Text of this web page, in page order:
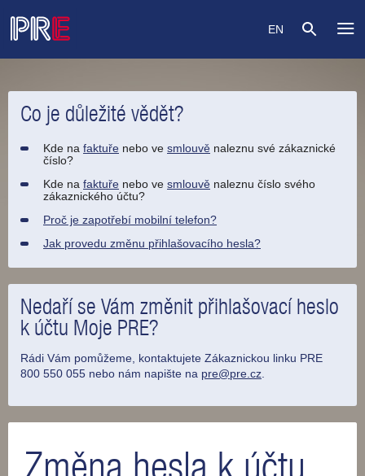
EN
Co je důležité vědět?
Kde na faktuře nebo ve smlouvě naleznu své zákaznické
číslo?
Kde na faktuře nebo ve smlouvě naleznu číslo svého
zákaznického účtu?
Proč je zapotřebí mobilní telefon?
Jak provedu změnu přihlašovacího hesla?
Nedaří se Vám změnit přihlašovací heslo
k účtu Moje PRE?
Rádi Vám pomůžeme, kontaktujete Zákaznickou linku PRE
800 550 055 nebo nám napište na pre@pre.cz
Změna hesla k účtu